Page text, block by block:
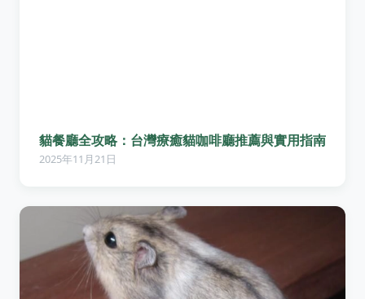
貓餐廳全攻略：台灣療癒貓咖啡廳推薦與實用指南
2025年11月21日